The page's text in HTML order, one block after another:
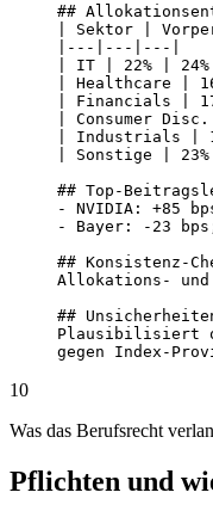
##
| Sektor |
|---|---|---|
| IT | 22% | 24%
| Healthcare |
| Financials |
| Consumer
| Industrials |
| Sonstige |
## Top-
- NVIDIA: +85
- Bayer: -23
## Konsistenz-
Allokations- und
##
Plausibilisiert
gegen Index-
10
Was das Berufsrecht
Pflichten und